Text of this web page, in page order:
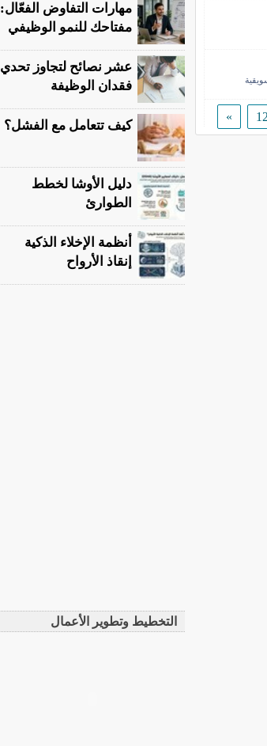
12
»
مهارات التفاوض الفعّال:
مفتاحك للنمو الوظيفي
عشر نصائح لتجاوز تحدي
فقدان الوظيفة
كيف تتعامل مع الفشل؟
دليل الأوشا لخطط
الطوارئ
أنظمة الإخلاء الذكية
إنقاذ الأرواح
التخطيط وتطوير الأعمال